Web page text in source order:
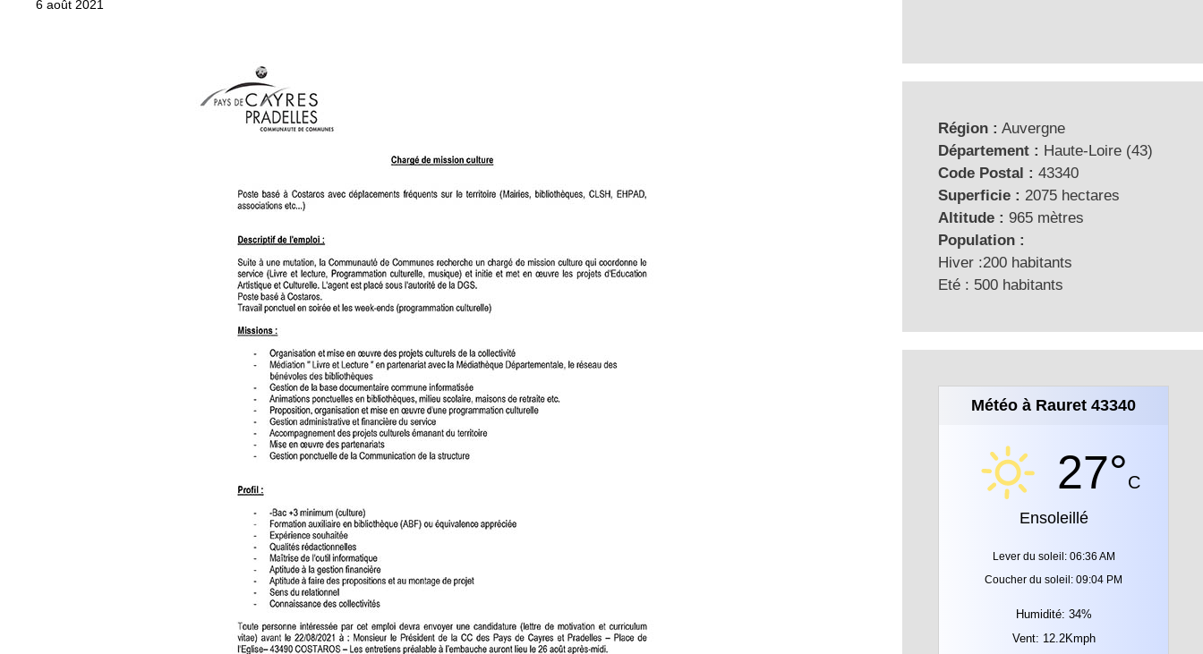
6 août 2021
Région : Auvergne
Département : Haute-Loire (43)
Code Postal : 43340
Superficie : 2075 hectares
Altitude : 965 mètres
Population :
Hiver :200 habitants
Eté : 500 habitants
Météo à Rauret 43340
27°C
Ensoleillé
Lever du soleil: 06:36 AM
Coucher du soleil: 09:04 PM
Humidité: 34%
Vent: 12.2Kmph